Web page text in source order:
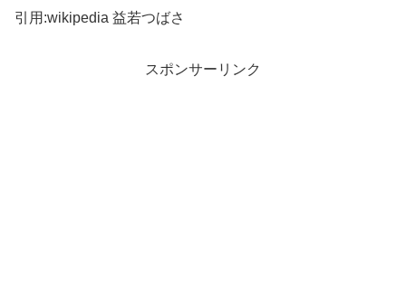
引用:wikipedia 益若つばさ
スポンサーリンク